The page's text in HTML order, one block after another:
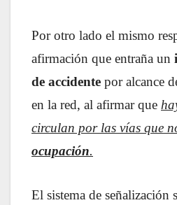
Por otro lado el mismo
afirmación que entraña un
de accidente por alcance
en la red, al afirmar que
circulan por las vías que
ocupación.
El sistema de señalización